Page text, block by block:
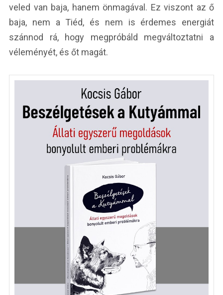
veled van baja, hanem önmagával. Ez viszont az ő
baja, nem a Tiéd, és nem is érdemes energiát
szánnod rá, hogy megpróbáld megváltoztatni a
véleményét, és őt magát.